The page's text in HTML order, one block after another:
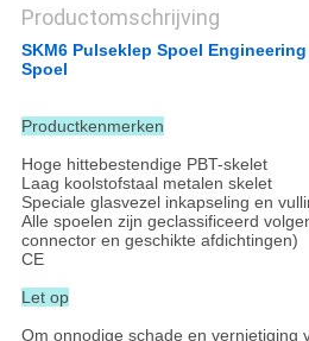
Productomschrijving
SKM6 Pulseklep Spoel
Spoel
Productkenmerken
Hoge hittebestendige PBT-skelet
Laag koolstofstaal metalen skelet
Speciale glasvezel inkapseling en
Alle spoelen zijn geclassificeerd
connector en geschikte afdichtingen)
CE
Let op
Om onnodige schade en vernietiging